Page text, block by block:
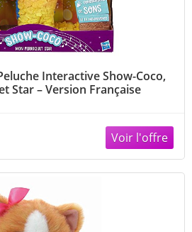
Interactive Show-Coco,
Star – Version Française